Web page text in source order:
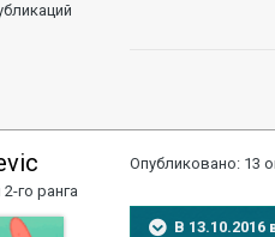
го ранга
Опубликовано: 13
В 13.10.2016